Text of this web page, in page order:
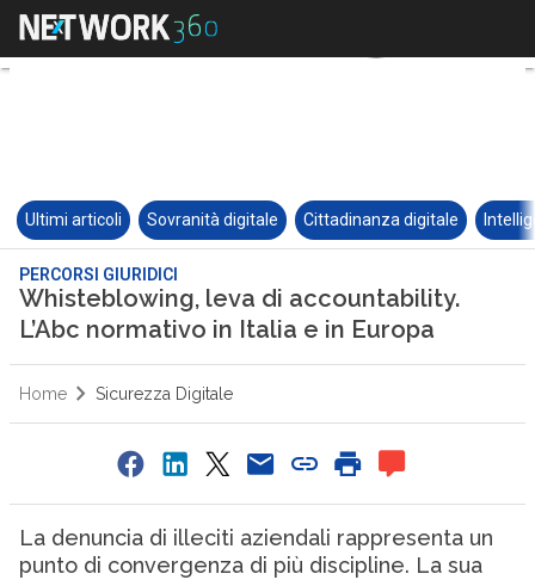
Ultimi articoli Sovranità digitale Cittadinanza digitale
PERCORSI GIURIDICI
Whisteblowing, leva di accountability.
L’Abc normativo in Italia e in Europa
Home Sicurezza Digitale
La denuncia di illeciti aziendali rappresenta un
punto di convergenza di più discipline. La sua